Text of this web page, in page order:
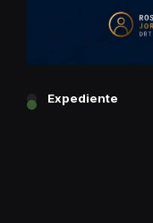
Expediente